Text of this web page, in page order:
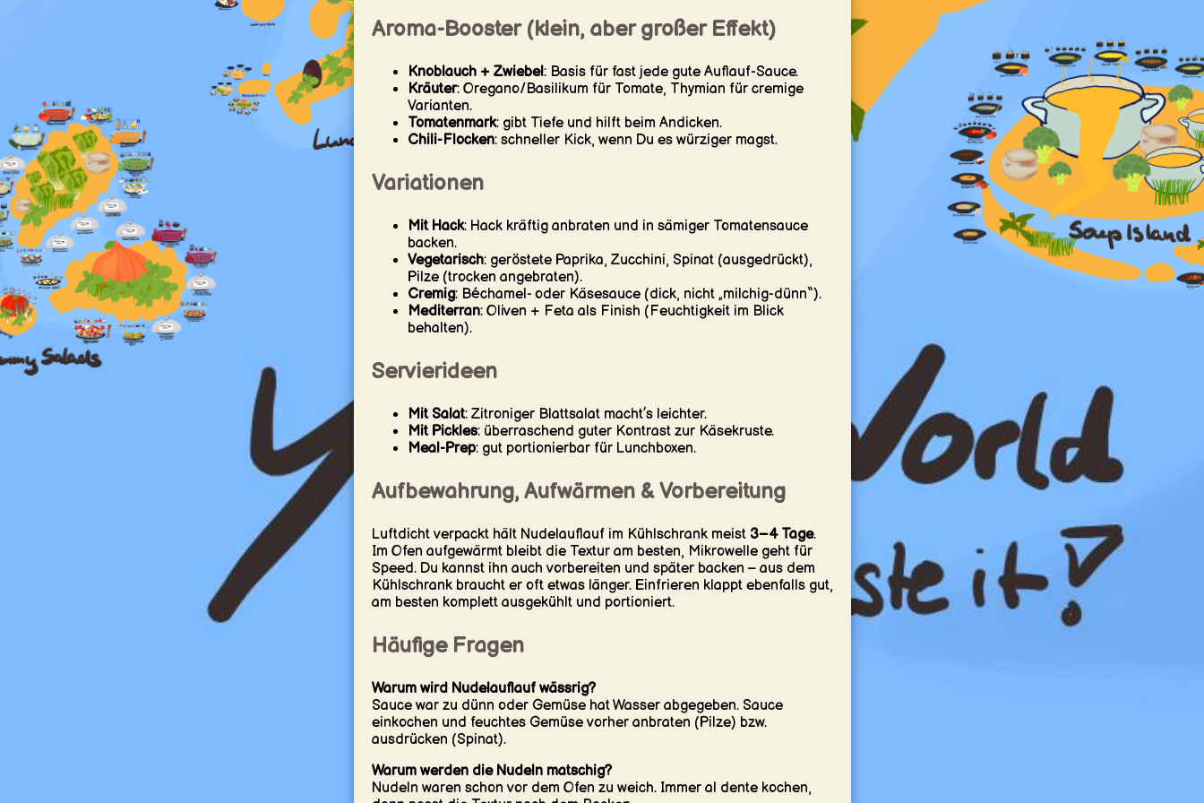
Aroma-Booster (klein, aber großer Effekt)
Knoblauch + Zwiebel: Basis für fast jede gute Auflauf-Sauce.
Kräuter: Oregano/Basilikum für Tomate, Thymian für cremige
Varianten.
Tomatenmark: gibt Tiefe und hilft beim Andicken.
Chili-Flocken: schneller Kick, wenn Du es würziger magst.
Variationen
Mit Hack: Hack kräftig anbraten und in sämiger Tomatensauce
backen.
Vegetarisch: geröstete Paprika, Zucchini, Spinat (ausgedrückt),
Pilze (trocken angebraten).
Cremig: Béchamel- oder Käsesauce (dick, nicht „milchig-dünn“).
Mediterran: Oliven + Feta als Finish (Feuchtigkeit im Blick
behalten).
Servierideen
Mit Salat: Zitroniger Blattsalat macht’s leichter.
Mit Pickles: überraschend guter Kontrast zur Käsekruste.
Meal-Prep: gut portionierbar für Lunchboxen.
Aufbewahrung, Aufwärmen & Vorbereitung
Luftdicht verpackt hält Nudelauflauf im Kühlschrank meist 3–4 Tage.
Im Ofen aufgewärmt bleibt die Textur am besten, Mikrowelle geht für
Speed. Du kannst ihn auch vorbereiten und später backen – aus dem
Kühlschrank braucht er oft etwas länger. Einfrieren klappt ebenfalls gut,
am besten komplett ausgekühlt und portioniert.
Häufige Fragen
Warum wird Nudelauflauf wässrig?
Sauce war zu dünn oder Gemüse hat Wasser abgegeben. Sauce
einkochen und feuchtes Gemüse vorher anbraten (Pilze) bzw.
ausdrücken (Spinat).
Warum werden die Nudeln matschig?
Nudeln waren schon vor dem Ofen zu weich. Immer al dente kochen,